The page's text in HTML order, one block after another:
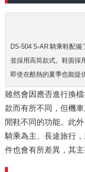
DS-504 S-AR 騎乘鞋配
並採用高筒款式。鞋面採
即使在酷熱的夏季也能提
雖然會因應否進行換
款而有所不同，但機
閒鞋不同的功能。此
騎乘為主、長途旅行
件也會有所差異，其主